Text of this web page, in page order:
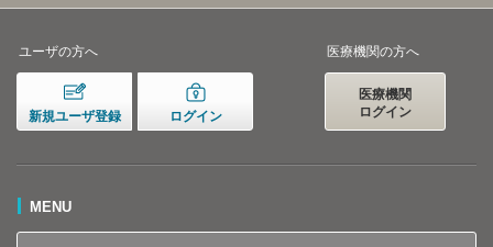
ユーザの方へ
新規ユーザ登録 ログイン
医療機関の方へ
医療機関
ログイン
MENU